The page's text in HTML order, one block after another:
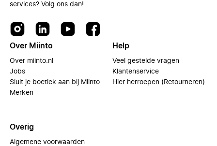
services? Volg ons dan!
Over Miinto
Over miinto.nl
Jobs
Sluit je boetiek aan bij Miinto
Merken
Help
Veel gestelde vragen
Klantenservice
Hier herroepen (Retourneren)
Overig
Algemene voorwaarden